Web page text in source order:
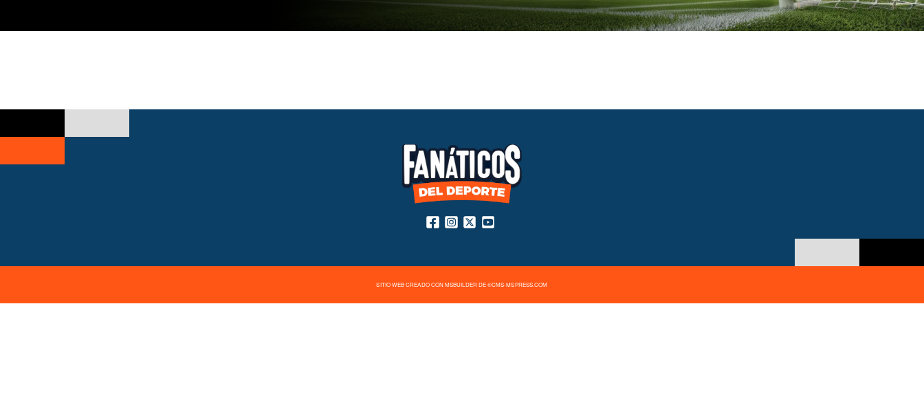
SITIO WEB CREADO CON MSBUILDER DE ®CMS-MSPRESS.COM